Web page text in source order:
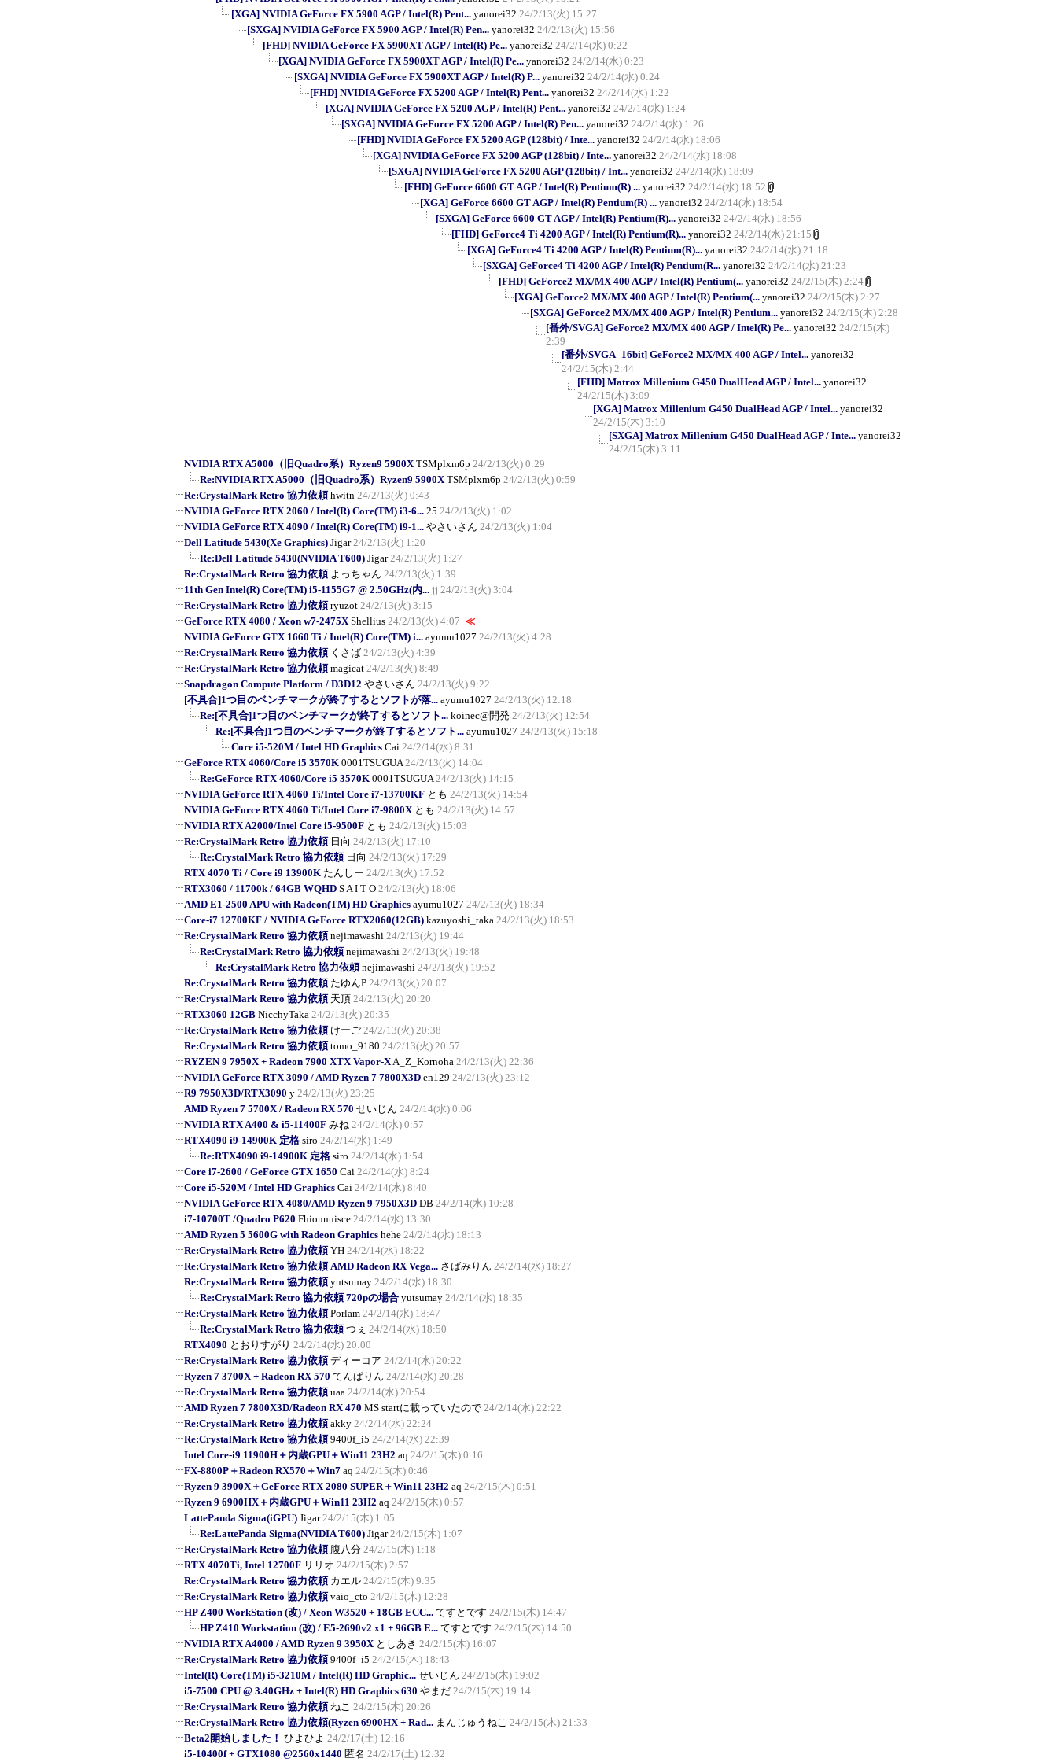
[XGA] NVIDIA GeForce FX 5900 AGP / Intel(R) Pent... yanorei32 24/2/13(火) 15:27
[SXGA] NVIDIA GeForce FX 5900 AGP / Intel(R) Pen... yanorei32 24/2/13(火) 15:56
[FHD] NVIDIA GeForce FX 5900XT AGP / Intel(R) Pe... yanorei32 24/2/14(水) 0:22
[XGA] NVIDIA GeForce FX 5900XT AGP / Intel(R) Pe... yanorei32 24/2/14(水) 0:23
[SXGA] NVIDIA GeForce FX 5900XT AGP / Intel(R) P... yanorei32 24/2/14(水) 0:24
[FHD] NVIDIA GeForce FX 5200 AGP / Intel(R) Pent... yanorei32 24/2/14(水) 1:22
[XGA] NVIDIA GeForce FX 5200 AGP / Intel(R) Pent... yanorei32 24/2/14(水) 1:24
[SXGA] NVIDIA GeForce FX 5200 AGP / Intel(R) Pen... yanorei32 24/2/14(水) 1:26
[FHD] NVIDIA GeForce FX 5200 AGP (128bit) / Inte... yanorei32 24/2/14(水) 18:06
[XGA] NVIDIA GeForce FX 5200 AGP (128bit) / Inte... yanorei32 24/2/14(水) 18:08
[SXGA] NVIDIA GeForce FX 5200 AGP (128bit) / Int... yanorei32 24/2/14(水) 18:09
[FHD] GeForce 6600 GT AGP / Intel(R) Pentium(R) ... yanorei32 24/2/14(水) 18:52
[XGA] GeForce 6600 GT AGP / Intel(R) Pentium(R) ... yanorei32 24/2/14(水) 18:54
[SXGA] GeForce 6600 GT AGP / Intel(R) Pentium(R)... yanorei32 24/2/14(水) 18:56
[FHD] GeForce4 Ti 4200 AGP / Intel(R) Pentium(R)... yanorei32 24/2/14(水) 21:15
[XGA] GeForce4 Ti 4200 AGP / Intel(R) Pentium(R)... yanorei32 24/2/14(水) 21:18
[SXGA] GeForce4 Ti 4200 AGP / Intel(R) Pentium(R... yanorei32 24/2/14(水) 21:23
[FHD] GeForce2 MX/MX 400 AGP / Intel(R) Pentium(... yanorei32 24/2/15(木) 2:24
[XGA] GeForce2 MX/MX 400 AGP / Intel(R) Pentium(... yanorei32 24/2/15(木) 2:27
[SXGA] GeForce2 MX/MX 400 AGP / Intel(R) Pentium... yanorei32 24/2/15(木) 2:28
[番外/SVGA] GeForce2 MX/MX 400 AGP / Intel(R) Pe... yanorei32 24/2/15(木)
2:39
[番外/SVGA_16bit] GeForce2 MX/MX 400 AGP / Intel... yanorei32
24/2/15(木) 2:44
[FHD] Matrox Millenium G450 DualHead AGP / Intel... yanorei32
24/2/15(木) 3:09
[XGA] Matrox Millenium G450 DualHead AGP / Intel... yanorei32
24/2/15(木) 3:10
[SXGA] Matrox Millenium G450 DualHead AGP / Inte... yanorei32
24/2/15(木) 3:11
NVIDIA RTX A5000（旧Quadro系）Ryzen9 5900X TSMplxm6p 24/2/13(火) 0:29
Re:NVIDIA RTX A5000（旧Quadro系）Ryzen9 5900X TSMplxm6p 24/2/13(火) 0:59
Re:CrystalMark Retro 協力依頼 hwitn 24/2/13(火) 0:43
NVIDIA GeForce RTX 2060 / Intel(R) Core(TM) i3-6... 25 24/2/13(火) 1:02
NVIDIA GeForce RTX 4090 / Intel(R) Core(TM) i9-1... やさいさん 24/2/13(火) 1:04
Dell Latitude 5430(Xe Graphics) Jigar 24/2/13(火) 1:20
Re:Dell Latitude 5430(NVIDIA T600) Jigar 24/2/13(火) 1:27
Re:CrystalMark Retro 協力依頼 よっちゃん 24/2/13(火) 1:39
11th Gen Intel(R) Core(TM) i5-1155G7 @ 2.50GHz(内... jj 24/2/13(火) 3:04
Re:CrystalMark Retro 協力依頼 ryuzot 24/2/13(火) 3:15
GeForce RTX 4080 / Xeon w7-2475X Shellius 24/2/13(火) 4:07 ≪
NVIDIA GeForce GTX 1660 Ti / Intel(R) Core(TM) i... ayumu1027 24/2/13(火) 4:28
Re:CrystalMark Retro 協力依頼 くさば 24/2/13(火) 4:39
Re:CrystalMark Retro 協力依頼 magicat 24/2/13(火) 8:49
Snapdragon Compute Platform / D3D12 やさいさん 24/2/13(火) 9:22
[不具合]1つ目のベンチマークが終了するとソフトが落... ayumu1027 24/2/13(火) 12:18
Re:[不具合]1つ目のベンチマークが終了するとソフト... koinec@開発 24/2/13(火) 12:54
Re:[不具合]1つ目のベンチマークが終了するとソフト... ayumu1027 24/2/13(火) 15:18
Core i5-520M / Intel HD Graphics Cai 24/2/14(水) 8:31
GeForce RTX 4060/Core i5 3570K 0001TSUGUA 24/2/13(火) 14:04
Re:GeForce RTX 4060/Core i5 3570K 0001TSUGUA 24/2/13(火) 14:15
NVIDIA GeForce RTX 4060 Ti/Intel Core i7-13700KF とも 24/2/13(火) 14:54
NVIDIA GeForce RTX 4060 Ti/Intel Core i7-9800X とも 24/2/13(火) 14:57
NVIDIA RTX A2000/Intel Core i5-9500F とも 24/2/13(火) 15:03
Re:CrystalMark Retro 協力依頼 日向 24/2/13(火) 17:10
Re:CrystalMark Retro 協力依頼 日向 24/2/13(火) 17:29
RTX 4070 Ti / Core i9 13900K たんしー 24/2/13(火) 17:52
RTX3060 / 11700k / 64GB WQHD S A I T O 24/2/13(火) 18:06
AMD E1-2500 APU with Radeon(TM) HD Graphics ayumu1027 24/2/13(火) 18:34
Core-i7 12700KF / NVIDIA GeForce RTX2060(12GB) kazuyoshi_taka 24/2/13(火) 18:53
Re:CrystalMark Retro 協力依頼 nejimawashi 24/2/13(火) 19:44
Re:CrystalMark Retro 協力依頼 nejimawashi 24/2/13(火) 19:48
Re:CrystalMark Retro 協力依頼 nejimawashi 24/2/13(火) 19:52
Re:CrystalMark Retro 協力依頼 たゆんP 24/2/13(火) 20:07
Re:CrystalMark Retro 協力依頼 天頂 24/2/13(火) 20:20
RTX3060 12GB NicchyTaka 24/2/13(火) 20:35
Re:CrystalMark Retro 協力依頼 けーご 24/2/13(火) 20:38
Re:CrystalMark Retro 協力依頼 tomo_9180 24/2/13(火) 20:57
RYZEN 9 7950X + Radeon 7900 XTX Vapor-XA_Z_Kornoha 24/2/13(火) 22:36
NVIDIA GeForce RTX 3090 / AMD Ryzen 7 7800X3D en129 24/2/13(火) 23:12
R9 7950X3D/RTX3090 y 24/2/13(火) 23:25
AMD Ryzen 7 5700X / Radeon RX 570 せいじん 24/2/14(水) 0:06
NVIDIA RTX A400 & i5-11400F みね 24/2/14(水) 0:57
RTX4090 i9-14900K 定格 siro 24/2/14(水) 1:49
Re:RTX4090 i9-14900K 定格 siro 24/2/14(水) 1:54
Core i7-2600 / GeForce GTX 1650 Cai 24/2/14(水) 8:24
Core i5-520M / Intel HD Graphics Cai 24/2/14(水) 8:40
NVIDIA GeForce RTX 4080/AMD Ryzen 9 7950X3D DB 24/2/14(水) 10:28
i7-10700T /Quadro P620 Fhionnuisce 24/2/14(水) 13:30
AMD Ryzen 5 5600G with Radeon Graphics hehe 24/2/14(水) 18:13
Re:CrystalMark Retro 協力依頼 YH 24/2/14(水) 18:22
Re:CrystalMark Retro 協力依頼 AMD Radeon RX Vega... さばみりん 24/2/14(水) 18:27
Re:CrystalMark Retro 協力依頼 yutsumay 24/2/14(水) 18:30
Re:CrystalMark Retro 協力依頼 720pの場合 yutsumay 24/2/14(水) 18:35
Re:CrystalMark Retro 協力依頼 Porlam 24/2/14(水) 18:47
Re:CrystalMark Retro 協力依頼 つぇ 24/2/14(水) 18:50
RTX4090 とおりすがり 24/2/14(水) 20:00
Re:CrystalMark Retro 協力依頼 ディーコア 24/2/14(水) 20:22
Ryzen 7 3700X + Radeon RX 570 てんぱりん 24/2/14(水) 20:28
Re:CrystalMark Retro 協力依頼 uaa 24/2/14(水) 20:54
AMD Ryzen 7 7800X3D/Radeon RX 470 MS startに載っていたので 24/2/14(水) 22:22
Re:CrystalMark Retro 協力依頼 akky 24/2/14(水) 22:24
Re:CrystalMark Retro 協力依頼 9400f_i5 24/2/14(水) 22:39
Intel Core-i9 11900H＋内蔵GPU＋Win11 23H2 aq 24/2/15(木) 0:16
FX-8800P＋Radeon RX570＋Win7 aq 24/2/15(木) 0:46
Ryzen 9 3900X＋GeForce RTX 2080 SUPER＋Win11 23H2 aq 24/2/15(木) 0:51
Ryzen 9 6900HX＋内蔵GPU＋Win11 23H2 aq 24/2/15(木) 0:57
LattePanda Sigma(iGPU) Jigar 24/2/15(木) 1:05
Re:LattePanda Sigma(NVIDIA T600) Jigar 24/2/15(木) 1:07
Re:CrystalMark Retro 協力依頼 腹八分 24/2/15(木) 1:18
RTX 4070Ti, Intel 12700F リリオ 24/2/15(木) 2:57
Re:CrystalMark Retro 協力依頼 カエル 24/2/15(木) 9:35
Re:CrystalMark Retro 協力依頼 vaio_cto 24/2/15(木) 12:28
HP Z400 WorkStation (改) / Xeon W3520 + 18GB ECC... てすとです 24/2/15(木) 14:47
HP Z410 Workstation (改) / E5-2690v2 x1 + 96GB E... てすとです 24/2/15(木) 14:50
NVIDIA RTX A4000 / AMD Ryzen 9 3950X としあき 24/2/15(木) 16:07
Re:CrystalMark Retro 協力依頼 9400f_i5 24/2/15(木) 18:43
Intel(R) Core(TM) i5-3210M / Intel(R) HD Graphic... せいじん 24/2/15(木) 19:02
i5-7500 CPU @ 3.40GHz + Intel(R) HD Graphics 630 やまだ 24/2/15(木) 19:14
Re:CrystalMark Retro 協力依頼 ねこ 24/2/15(木) 20:26
Re:CrystalMark Retro 協力依頼(Ryzen 6900HX + Rad... まんじゅうねこ 24/2/15(木) 21:33
Beta2開始しました！ ひよひよ 24/2/17(土) 12:16
i5-10400f + GTX1080 @2560x1440 匿名 24/2/17(土) 12:32